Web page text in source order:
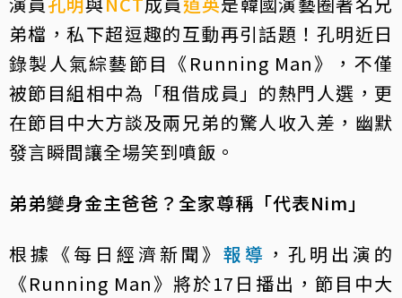
弟檔，私下超逗趣的互動再引話題！孔明近日
錄製人氣綜藝節目《Running Man》，不僅
被節目組相中為「租借成員」的熱門人選，更
在節目中大方談及兩兄弟的驚人收入差，幽默
發言瞬間讓全場笑到噴飯。
弟弟變身金主爸爸？全家尊稱「代表Nim」
根據《每日經濟新聞》報導 ，孔明出演的
《Running Man》將於17日播出，節目中大